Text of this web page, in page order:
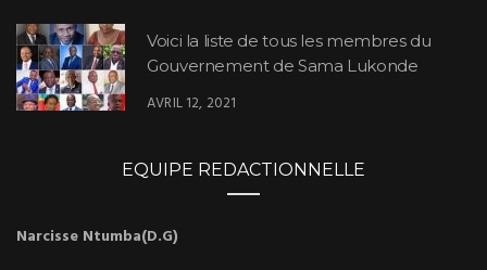
Voici la liste de tous les membres du
Gouvernement de Sama Lukonde
AVRIL 12, 2021
EQUIPE REDACTIONNELLE
Narcisse Ntumba(D.G)